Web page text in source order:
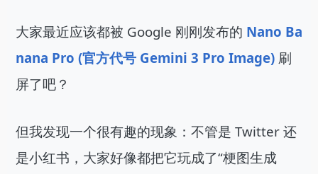
大家最近应该都被 Google 刚刚发布的 Nano Ba
nana Pro (官方代号 Gemini 3 Pro Image) 刷
屏了吧？
但我发现一个很有趣的现象：不管是 Twitter 还
是小红书，大家好像都把它玩成了“梗图生成